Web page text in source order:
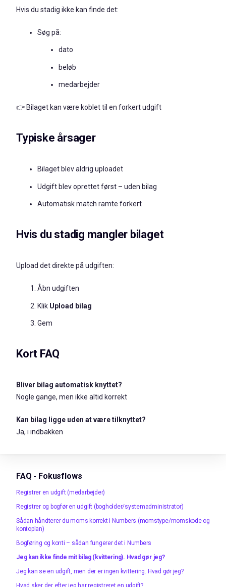
Hvis du stadig ikke kan finde det:
Søg på:
dato
beløb
medarbejder
👉 Bilaget kan være koblet til en forkert udgift
Typiske årsager
Bilaget blev aldrig uploadet
Udgift blev oprettet først – uden bilag
Automatisk match ramte forkert
Hvis du stadig mangler bilaget
Upload det direkte på udgiften:
Åbn udgiften
Klik Upload bilag
Gem
Kort FAQ
Bliver bilag automatisk knyttet?
Nogle gange, men ikke altid korrekt
Kan bilag ligge uden at være tilknyttet?
Ja, i indbakken
FAQ - Fokusflows
Registrer en udgift (medarbejder)
Registrer og bogfør en udgift (bogholder/systemadministrator)
Sådan håndterer du moms korrekt i Numbers (momstype/momskode og
kontoplan)
Bogføring og konti – sådan fungerer det i Numbers
Jeg kan ikke finde mit bilag (kvittering). Hvad gør jeg?
Jeg kan se en udgift, men der er ingen kvittering. Hvad gør jeg?
Hvad sker der efter jeg har registreret en udgift?